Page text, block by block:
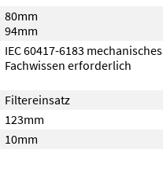
80mm
94mm
IEC 60417-6183 mechanisches
Fachwissen erforderlich
Filtereinsatz
123mm
10mm